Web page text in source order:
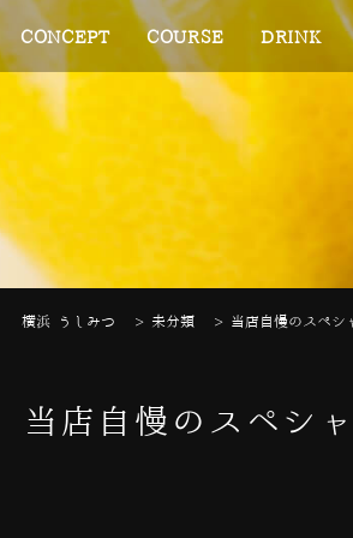
CONCEPT COURSE DRINK
横浜 うしみつ > 未分類 > 当店自慢のスペ
当店自慢のスペシ